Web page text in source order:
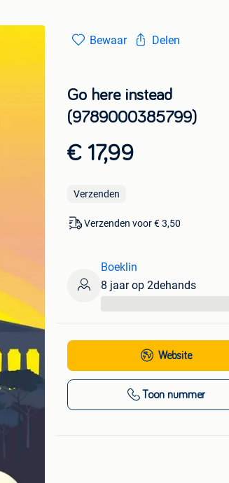
Bewaar Delen
Go here instead
(9789000385799)
€ 17,99
Verzenden
Verzenden voor € 3,50
Boeklin
8 jaar op 2dehands
Website
Toon nummer